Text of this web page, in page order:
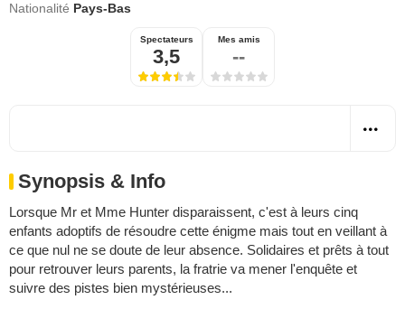
Nationalité Pays-Bas
Spectateurs
3,5
Mes amis
--
Synopsis & Info
Lorsque Mr et Mme Hunter disparaissent, c'est à leurs cinq
enfants adoptifs de résoudre cette énigme mais tout en veillant à
ce que nul ne se doute de leur absence. Solidaires et prêts à tout
pour retrouver leurs parents, la fratrie va mener l'enquête et
suivre des pistes bien mystérieuses...